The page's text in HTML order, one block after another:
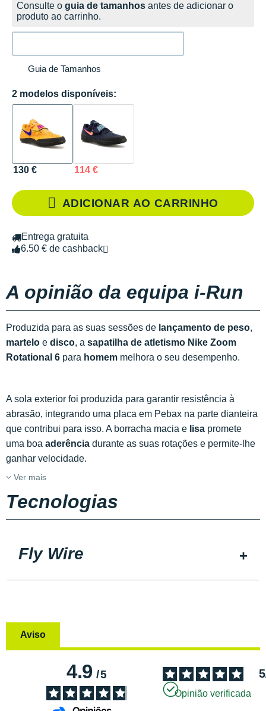
Consulte o guia de tamanhos antes de adicionar o
produto ao carrinho.
Guia de Tamanhos
2 modelos disponíveis:
130 € 114 €
ADICIONAR AO CARRINHO
Entrega gratuita
6.50 € de cashback
A opinião da equipa i-Run
Produzida para as suas sessões de lançamento de peso,
martelo e disco, a sapatilha de atletismo Nike Zoom
Rotational 6 para homem melhora o seu desempenho.
A sola exterior foi produzida para garantir resistência à
abrasão, integrando uma placa em Pebax na parte dianteira
que contribui para isso. A borracha macia e lisa promete
uma boa aderência durante as suas rotações e permite-lhe
ganhar velocidade.
Ver mais
Tecnologias
Fly Wire
Aviso
4.9/5 5
Opinião verificada